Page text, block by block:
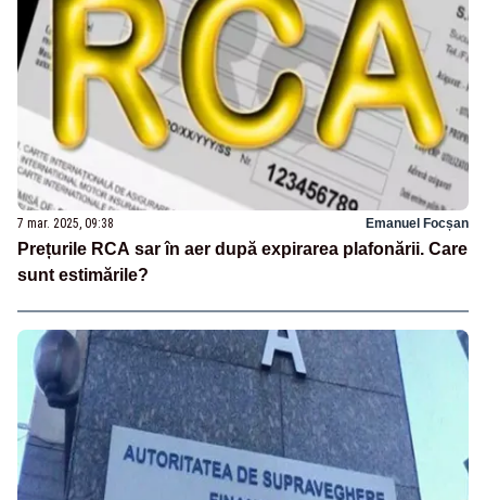
7 mar. 2025, 09:38 Emanuel Focșan
Prețurile RCA sar în aer după expirarea plafonării. Care
sunt estimările?